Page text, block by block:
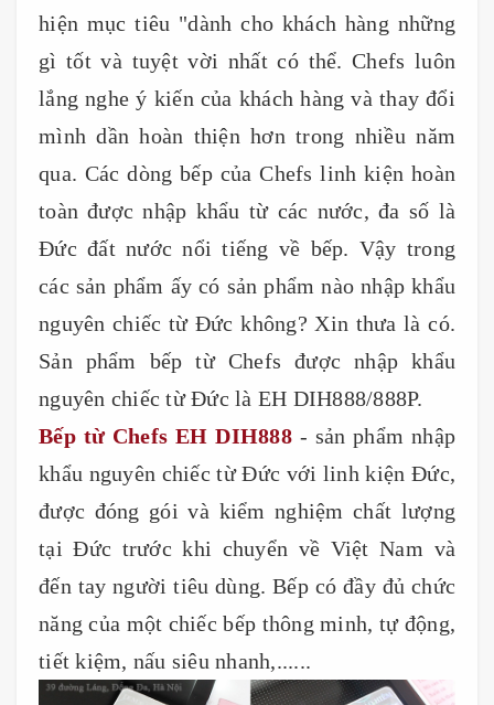
hiện mục tiêu "dành cho khách hàng những
gì tốt và tuyệt vời nhất có thể. Chefs luôn
lắng nghe ý kiến của khách hàng và thay đổi
mình dần hoàn thiện hơn trong nhiều năm
qua. Các dòng bếp của Chefs linh kiện hoàn
toàn được nhập khẩu từ các nước, đa số là
Đức đất nước nổi tiếng về bếp. Vậy trong
các sản phẩm ấy có sản phẩm nào nhập khẩu
nguyên chiếc từ Đức không? Xin thưa là có.
Sản phẩm bếp từ Chefs được nhập khẩu
nguyên chiếc từ Đức là EH DIH888/888P.
Bếp từ Chefs EH DIH888- sản phẩm nhập
khẩu nguyên chiếc từ Đức với linh kiện Đức,
được đóng gói và kiểm nghiệm chất lượng
tại Đức trước khi chuyển về Việt Nam và
đến tay người tiêu dùng. Bếp có đầy đủ chức
năng của một chiếc bếp thông minh, tự động,
tiết kiệm, nấu siêu nhanh,......